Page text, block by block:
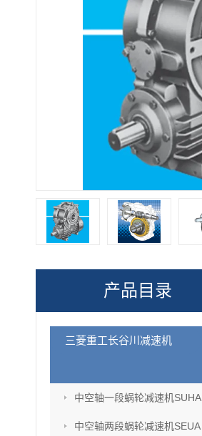
产品目录
三菱重工长谷川减速机
中空轴一段蜗轮减速机SUHA
中空轴两段蜗轮减速机SEUA